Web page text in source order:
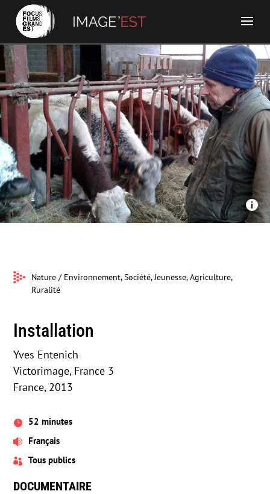
Victorimage, France 3 - Installation 
Nature / Environnement, Société, Jeunesse, Agriculture,
Ruralité
Installation
Yves Entenich
Victorimage, France 3
France, 2013
 52 minutes
 Français
 Tous publics
DOCUMENTAIRE